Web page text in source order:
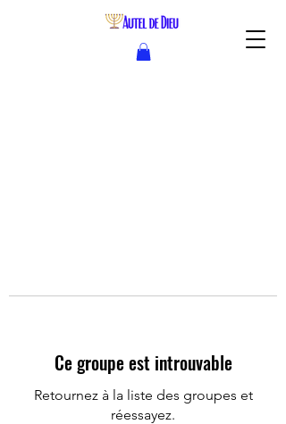
Ce groupe est introuvable
Retournez à la liste des groupes et
réessayez.